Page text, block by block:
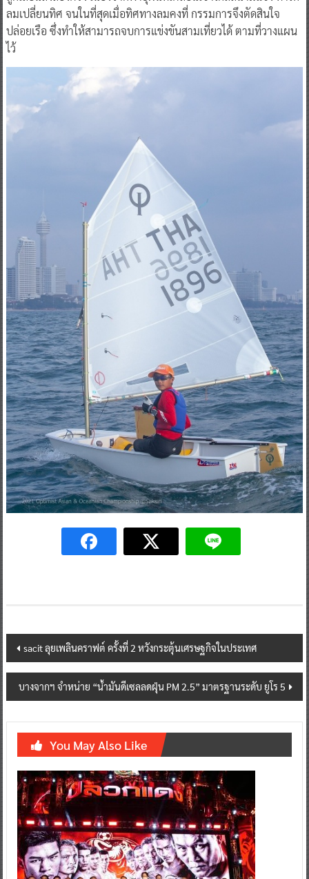
ลมเปลี่ยนทิศ จนในที่สุดเมื่อทิศทางลมคงที่ กรรมการจึงตัดสินใจ
ปล่อยเรือ ซึ่งทําให้สามารถจบการแข่งขันสามเที่ยวได้ ตามที่วางแผน
ไว้
Post
navigation
sacit ลุยเพลินคราฟต์ ครั้งที่ 2 หวังกระตุ้นเศรษฐกิจในประเทศ
บางจากฯ จำหน่าย “น้ำมันดีเซลลดฝุ่น PM 2.5” มาตรฐานระดับ ยูโร 5
You May Also Like